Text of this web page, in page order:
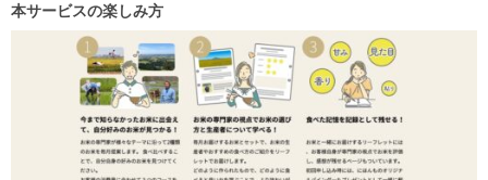
本サービスの楽しみ方